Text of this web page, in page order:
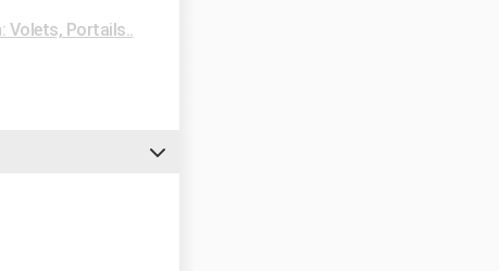
Volets, Portails..